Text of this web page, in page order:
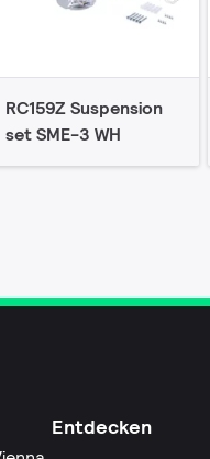
RC159Z Suspension
set SME-3 WH
Entdecken